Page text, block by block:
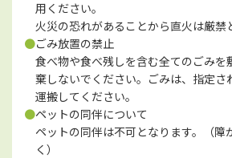
用ください。
火災の恐れがあることから直火は厳禁
●ごみ放置の禁止
食べ物や食べ残しを含む全てのごみを
棄しないでください。ごみは、指定さ
運搬してください。
●ペットの同伴について
ペットの同伴は不可となります。（障
く）